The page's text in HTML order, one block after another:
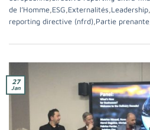
de l’Homme ESG Externalités Leadership
reporting directive (nfrd) Partie prenante
27
Jan